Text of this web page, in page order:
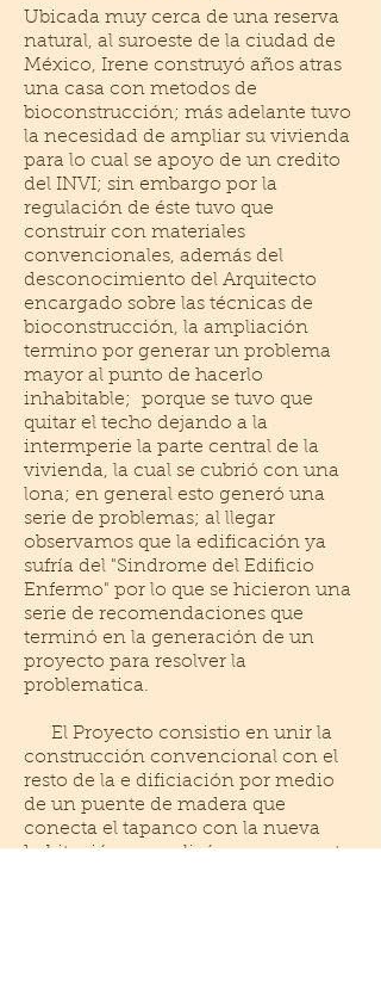
Ubicada muy cerca de una reserva
natural, al suroeste de la ciudad de
México, Irene construyó años atras
una casa con metodos de
bioconstrucción; más adelante tuvo
la necesidad de ampliar su vivienda
para lo cual se apoyo de un credito
del INVI; sin embargo por la
regulación de éste tuvo que
construir con materiales
convencionales, además del
desconocimiento del Arquitecto
encargado sobre las técnicas de
bioconstrucción, la ampliación
termino por generar un problema
mayor al punto de hacerlo
inhabitable; porque se tuvo que
quitar el techo dejando a la
intermperie la parte central de la
vivienda, la cual se cubrió con una
lona; en general esto generó una
serie de problemas; al llegar
observamos que la edificación ya
sufría del "Sindrome del Edificio
Enfermo" por lo que se hicieron una
serie de recomendaciones que
terminó en la generación de un
proyecto para resolver la
problematica.
El Proyecto consistio en unir la
construcción convencional con el
resto de la e dificiación por medio
de un puente de madera que
conecta el tapanco con la nueva
habitación, se realizó una propuesta